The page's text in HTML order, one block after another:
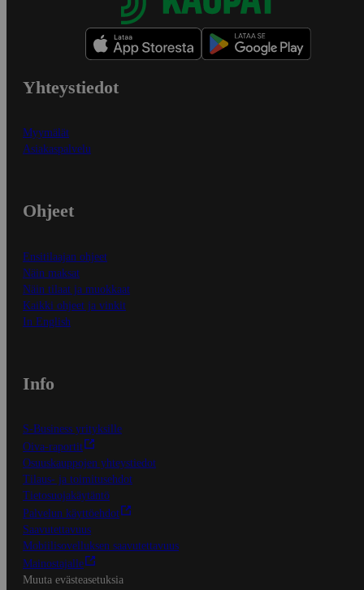
Yhteystiedot
Myymälät
Asiakaspalvelu
Ohjeet
Ensitilaajan ohjeet
Näin maksat
Näin tilaat ja muokkaat
Kaikki ohjeet ja vinkit
In English
Info
S-Business yrityksille
Oiva-raportit
Osuuskauppojen yhteystiedot
Tilaus- ja toimitusehdot
Tietosuojakäytäntö
Palvelun käyttöehdot
Saavutettavuus
Mobiilisovelluksen saavutettavuus
Mainostajalle
Muuta evästeasetuksia